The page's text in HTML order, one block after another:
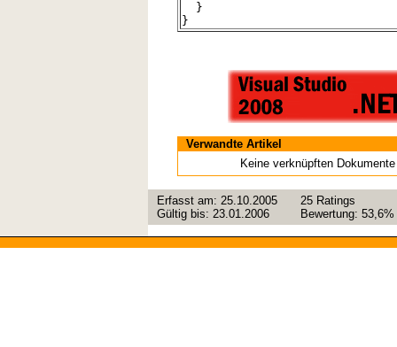
}
}
Verwandte Artikel
Keine verknüpften Dokumente
Erfasst am: 25.10.2005
Gültig bis: 23.01.2006
25 Ratings
Bewertung: 53,6%